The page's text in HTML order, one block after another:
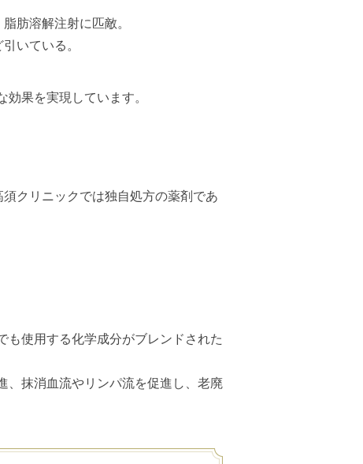
脂肪溶解注射に匹敵。
いている。
果を実現しています。
クリニックでは独自処方の薬剤であ
も使用する化学成分がブレンドされた
、抹消血流やリンパ流を促進し、老廃